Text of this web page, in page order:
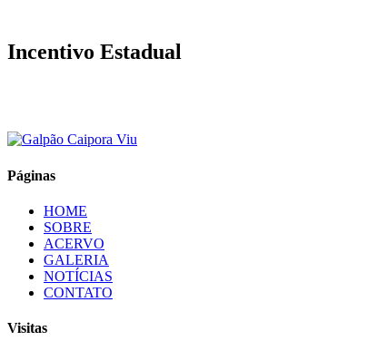
Incentivo Estadual
Páginas
HOME
SOBRE
ACERVO
GALERIA
NOTÍCIAS
CONTATO
Visitas